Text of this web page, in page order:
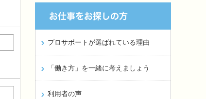
プロサポートが選ばれている理由
「働き方」を一緒に考えましょう
利用者の声